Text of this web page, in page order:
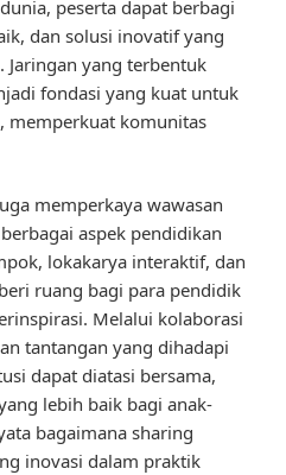
peserta dapat berbagi
dan solusi inovatif yang
yang terbentuk
fondasi yang kuat untuk
memperkuat komunitas
memperkaya wawasan
aspek pendidikan
lokakarya interaktif, dan
ruang bagi para pendidik
Melalui kolaborasi
tantangan yang dihadapi
dapat diatasi bersama,
lebih baik bagi anak-
bagaimana sharing
inovasi dalam praktik